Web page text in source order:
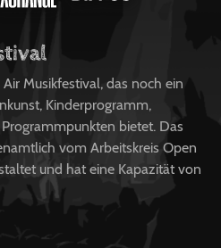
Musikfestival, das noch ein
Kinderprogramm,
bietet. Das
vom Arbeitskreis Open
und hat eine Kapazität von